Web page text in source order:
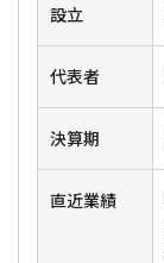
設立
代表者
決算期
直近業績